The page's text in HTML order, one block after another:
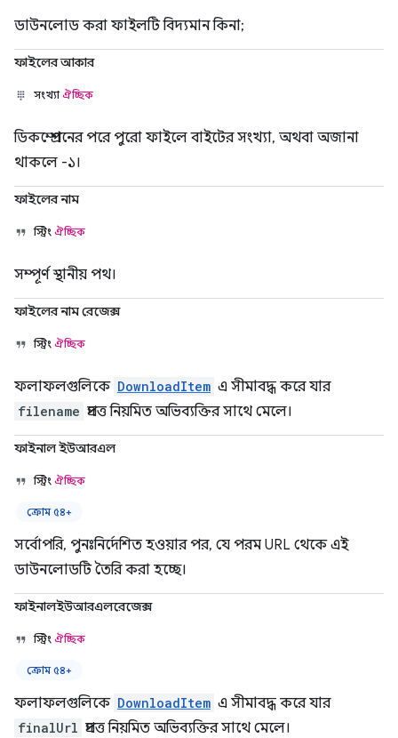
ডাউনলোড করা ফাইলটি বিদ্যমান কিনা;
ফাইলের আকার
সংখ্যাঐচ্ছিক
ডিকম্প্রেশনের পরে পুরো ফাইলে বাইটের সংখ্যা, অথবা অজানা
থাকলে -১।
ফাইলের নাম
স্ট্রিং ঐচ্ছিক
সম্পূর্ণ স্থানীয় পথ।
ফাইলের নাম রেজেক্স
স্ট্রিং ঐচ্ছিক
ফলাফলগুলিকে DownloadItem এ সীমাবদ্ধ করে যার
filename প্রদত্ত নিয়মিত অভিব্যক্তির সাথে মেলে।
ফাইনাল ইউআরএল
স্ট্রিং ঐচ্ছিক
ক্রোম ৫৪+
সর্বোপরি, পুনঃনির্দেশিত হওয়ার পর, যে পরম URL থেকে এই
ডাউনলোডটি তৈরি করা হচ্ছে।
ফাইনালইউআরএলরেজেক্স
স্ট্রিং ঐচ্ছিক
ক্রোম ৫৪+
ফলাফলগুলিকে DownloadItem এ সীমাবদ্ধ করে যার
finalUrl প্রদত্ত নিয়মিত অভিব্যক্তির সাথে মেলে।